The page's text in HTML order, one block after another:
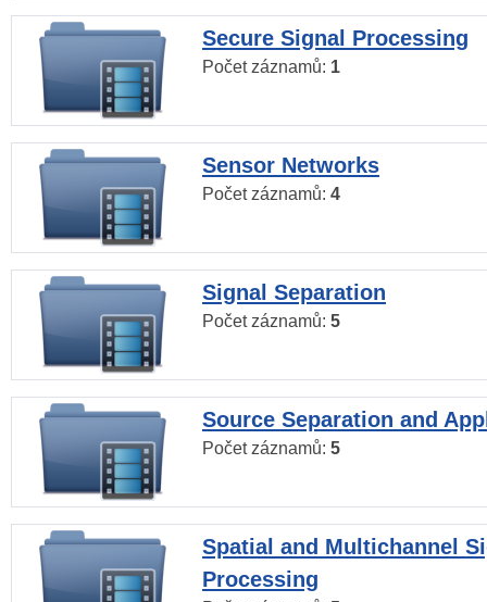
Secure Signal Processing
Počet záznamů: 1
Sensor Networks
Počet záznamů: 4
Signal Separation
Počet záznamů: 5
Source Separation and
Počet záznamů: 5
Spatial and Multichannel
Processing